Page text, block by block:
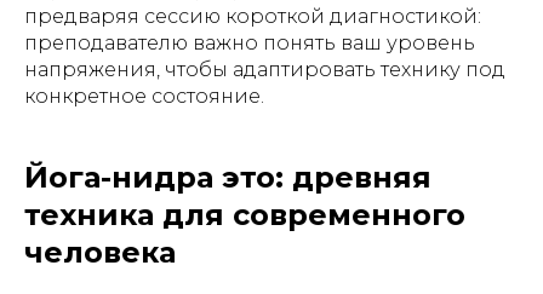
предваряя сессию короткой диагностикой:
преподавателю важно понять ваш уровень
напряжения, чтобы адаптировать технику под
конкретное состояние.
Йога-нидра это: древняя
техника для современного
человека